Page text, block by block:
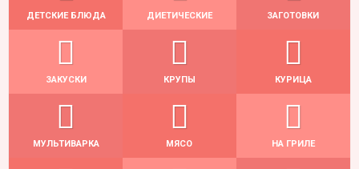
ДЕТСКИЕ БЛЮДА ДИЕТИЧЕСКИЕ ЗАГОТОВКИ
ЗАКУСКИ КРУПЫ КУРИЦА
МУЛЬТИВАРКА МЯСО НА ГРИЛЕ